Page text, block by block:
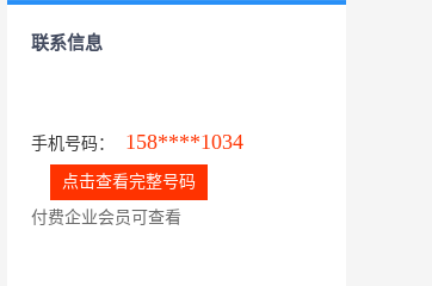
联系信息
手机号码： 158****1034
点击查看完整号码
付费企业会员可查看